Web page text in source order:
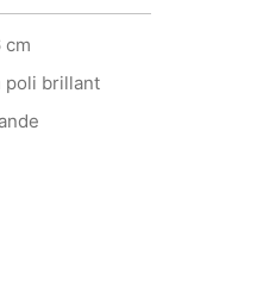
poli brillant